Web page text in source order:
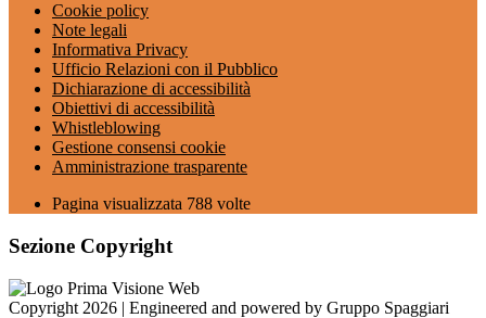
Cookie policy
Note legali
Informativa Privacy
Ufficio Relazioni con il Pubblico
Dichiarazione di accessibilità
Obiettivi di accessibilità
Whistleblowing
Gestione consensi cookie
Amministrazione trasparente
Pagina visualizzata 788 volte
Sezione Copyright
Copyright 2026 | Engineered and powered by Gruppo Spaggiari